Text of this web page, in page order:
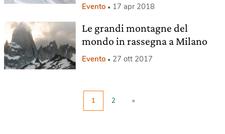
Evento 17 apr 2018
Le grandi montagne del
mondo in rassegna a Milano
Evento 27 ott 2017
1 2 »